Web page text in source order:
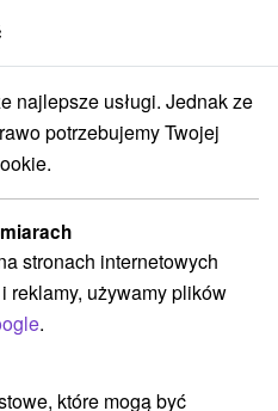
kościół artykularny Leština
artykularny
Przejdź do
najlepsze usługi. Jednak ze
potrzebujemy Twojej
stronach internetowych
reklamy, używamy plików
.
które mogą być